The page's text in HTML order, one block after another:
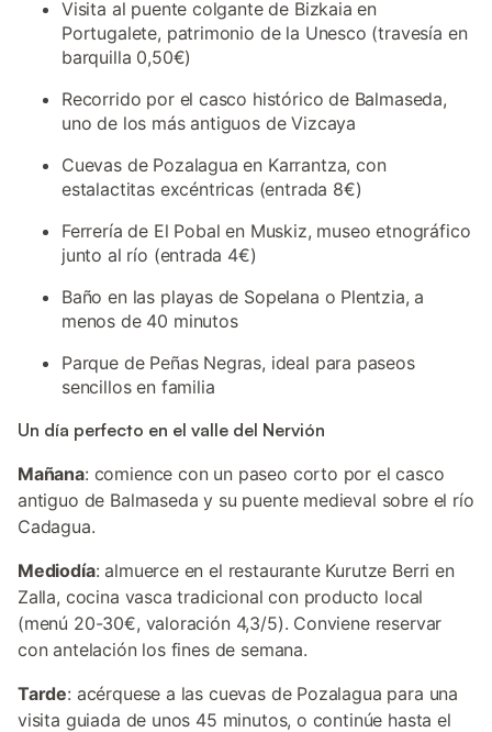
Visita al puente colgante de Bizkaia en
Portugalete, patrimonio de la Unesco (travesía en
barquilla 0,50€)
Recorrido por el casco histórico de Balmaseda,
uno de los más antiguos de Vizcaya
Cuevas de Pozalagua en Karrantza, con
estalactitas excéntricas (entrada 8€)
Ferrería de El Pobal en Muskiz, museo etnográfico
junto al río (entrada 4€)
Baño en las playas de Sopelana o Plentzia, a
menos de 40 minutos
Parque de Peñas Negras, ideal para paseos
sencillos en familia
Un día perfecto en el valle del Nervión
Mañana: comience con un paseo corto por el casco
antiguo de Balmaseda y su puente medieval sobre el río
Cadagua.
Mediodía: almuerce en el restaurante Kurutze Berri en
Zalla, cocina vasca tradicional con producto local
(menú 20-30€, valoración 4,3/5). Conviene reservar
con antelación los fines de semana.
Tarde: acérquese a las cuevas de Pozalagua para una
visita guiada de unos 45 minutos, o continúe hasta el